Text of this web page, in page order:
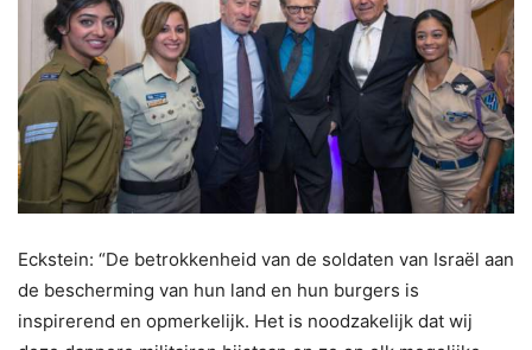
Eckstein: “De betrokkenheid van de soldaten van Israël aan
de bescherming van hun land en hun burgers is
inspirerend en opmerkelijk. Het is noodzakelijk dat wij